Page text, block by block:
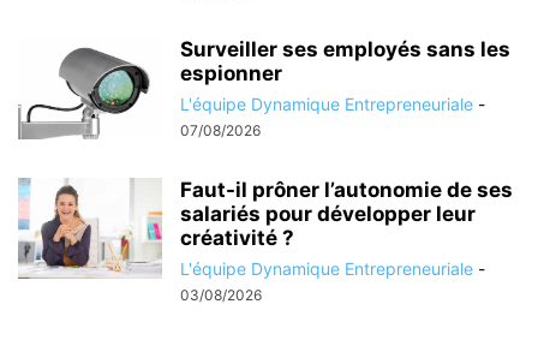
Surveiller ses employés sans les
espionner
L'équipe Dynamique Entrepreneuriale -
07/08/2026
Faut-il prôner l’autonomie de ses
salariés pour développer leur
créativité ?
L'équipe Dynamique Entrepreneuriale -
03/08/2026